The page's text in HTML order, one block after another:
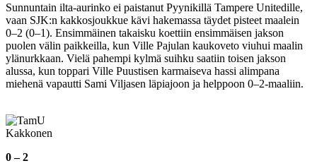
Sunnuntain ilta-aurinko ei paistanut Pyynikillä Tampere Unitedille,
vaan SJK:n kakkosjoukkue kävi hakemassa täydet pisteet maalein
0–2 (0–1). Ensimmäinen takaisku koettiin ensimmäisen jakson
puolen välin paikkeilla, kun Ville Pajulan kaukoveto viuhui maalin
ylänurkkaan. Vielä pahempi kylmä suihku saatiin toisen jakson
alussa, kun toppari Ville Puustisen karmaiseva hassi alimpana
miehenä vapautti Sami Viljasen läpiajoon ja helppoon 0–2-maaliin.
Kakkonen
0 – 2